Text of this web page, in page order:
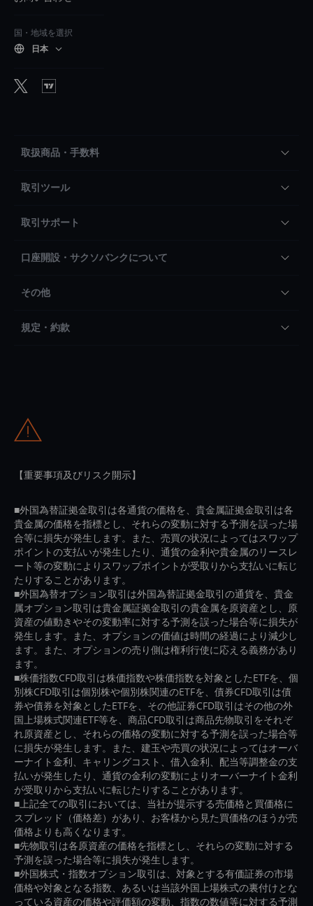
国・地域を選択
日本
取扱商品・手数料
取引ツール
取引サポート
口座開設・サクソバンクについて
その他
規定・約款
【重要事項及びリスク開示】
■外国為替証拠金取引は各通貨の価格を、貴金属証拠金取引は各
貴金属の価格を指標とし、それらの変動に対する予測を誤った場
合等に損失が発生します。また、売買の状況によってはスワップ
ポイントの支払いが発生したり、通貨の金利や貴金属のリースレ
ート等の変動によりスワップポイントが受取りから支払いに転じ
たりすることがあります。
■外国為替オプション取引は外国為替証拠金取引の通貨を、貴金
属オプション取引は貴金属証拠金取引の貴金属を原資産とし、原
資産の値動きやその変動率に対する予測を誤った場合等に損失が
発生します。また、オプションの価値は時間の経過により減少し
ます。また、オプションの売り側は権利行使に応える義務があり
ます。
■株価指数CFD取引は株価指数や株価指数を対象としたETFを、個
別株CFD取引は個別株や個別株関連のETFを、債券CFD取引は債
券や債券を対象としたETFを、その他証券CFD取引はその他の外
国上場株式関連ETF等を、商品CFD取引は商品先物取引をそれぞ
れ原資産とし、それらの価格の変動に対する予測を誤った場合等
に損失が発生します。また、建玉や売買の状況によってはオーバ
ーナイト金利、キャリングコスト、借入金利、配当等調整金の支
払いが発生したり、通貨の金利の変動によりオーバーナイト金利
が受取りから支払いに転じたりすることがあります。
■上記全ての取引においては、当社が提示する売価格と買価格に
スプレッド（価格差）があり、お客様から見た買価格のほうが売
価格よりも高くなります。
■先物取引は各原資産の価格を指標とし、それらの変動に対する
予測を誤った場合等に損失が発生します。
■外国株式・指数オプション取引は、対象とする有価証券の市場
価格や対象となる指数、あるいは当該外国上場株式の裏付けとな
っている資産の価格や評価額の変動、指数の数値等に対する予測